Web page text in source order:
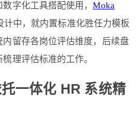
字化工具搭配使用，Moka
计中，就内置标准化胜任力模板
留存各岗位评估维度，后续盘
理评估标准的工作。
一体化 HR 系统精